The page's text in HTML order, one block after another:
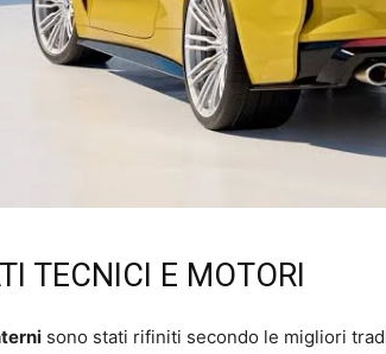
TECNICI E MOTORI
sono stati rifiniti secondo le migliori